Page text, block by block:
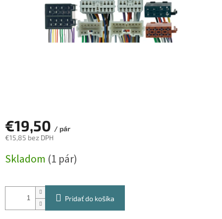
€19,50 / pár
€15,85 bez DPH
cena:
Skladom (1 pár)
Pridať do košíka